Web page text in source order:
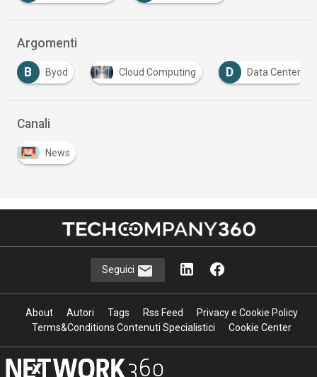
Argomenti
B Byod Cloud Computing D Data Center
Canali
News
Seguici
About Autori Tags Rss Feed
Privacy e Cookie Policy
Terms&Conditions Contenuti Specialistici
Cookie Center